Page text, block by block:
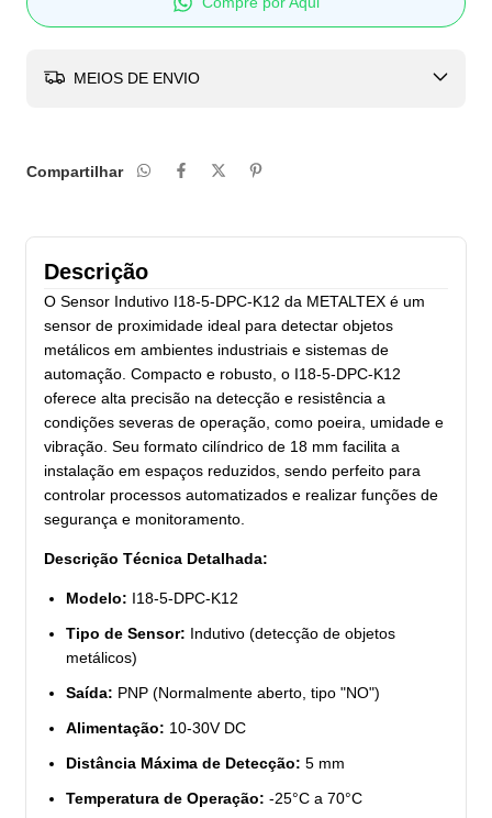
MEIOS DE ENVIO
Compartilhar
Descrição
O Sensor Indutivo I18-5-DPC-K12 da METALTEX é um
sensor de proximidade ideal para detectar objetos
metálicos em ambientes industriais e sistemas de
automação. Compacto e robusto, o I18-5-DPC-K12
oferece alta precisão na detecção e resistência a
condições severas de operação, como poeira, umidade e
vibração. Seu formato cilíndrico de 18 mm facilita a
instalação em espaços reduzidos, sendo perfeito para
controlar processos automatizados e realizar funções de
segurança e monitoramento.
Descrição Técnica Detalhada:
Modelo: I18-5-DPC-K12
Tipo de Sensor: Indutivo (detecção de objetos
metálicos)
Saída: PNP (Normalmente aberto, tipo "NO")
Alimentação: 10-30V DC
Distância Máxima de Detecção: 5 mm
Temperatura de Operação: -25°C a 70°C